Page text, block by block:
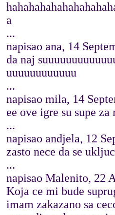
a
...
napisao ana, 14
da naj
uuuuuuuuuuuu
...
napisao mila, 14
ee ove igre su supe
...
napisao andjela, 12
zasto nece da se
...
napisao Malenito, 22
Koja ce mi bude
imam zakazano sa